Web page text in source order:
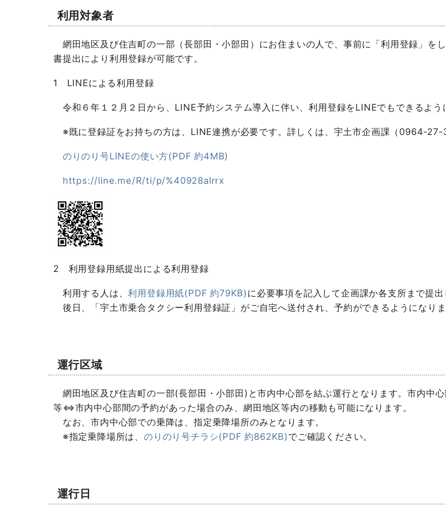
利用対象者
網田地区及び住吉町の一部（長部田・小部田）にお住まいの人で、事前に「利用登録」を
書提出により利用登録が可能です。
1 LINEによる利用登録
令和６年１２月２日から、LINE予約システム導入に伴い、利用登録をLINEでもできるよう
※既に登録証をお持ちの方は、LINE連携が必要です。詳しくは、宇土市企画課（0964-27-
のりのり号LINEの使い方(PDF 約4MB)
https://line.me/R/ti/p/%40928alrrx
2 利用登録用紙提出による利用登録
利用する人は、利用登録用紙(PDF 約79KB)に必要事項を記入して企画課か各支所まで提出
後日、「宇土市乗合タクシー利用登録証」がご自宅へ送付され、予約ができるようになりま
運行区域
網田地区及び住吉町の一部(長部田・小部田)と市内中心部を結ぶ運行となります。市内中
等⇔市内中心部間の予約があった場合のみ、網田地区等内の移動も可能になります。
なお、市内中心部での乗降は、指定乗降場所のみとなります。
※指定乗降場所は、 のりのり号チラシ(PDF 約862KB)でご確認ください。
運行日